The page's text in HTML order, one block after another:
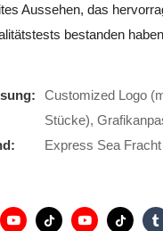
Aussehen, das
bestanden
Customized Logo
Stücke),
Express Sea Fracht